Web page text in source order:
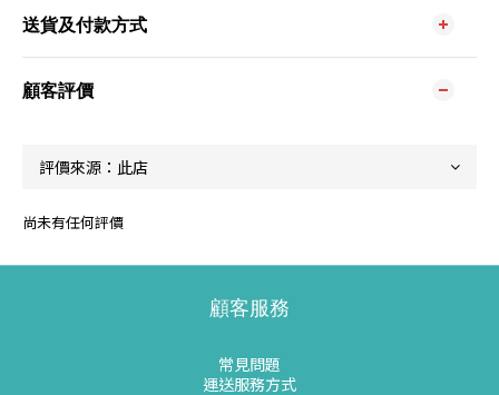
送貨及付款方式
顧客評價
尚未有任何評價
顧客服務
常見問題
運送服務方式